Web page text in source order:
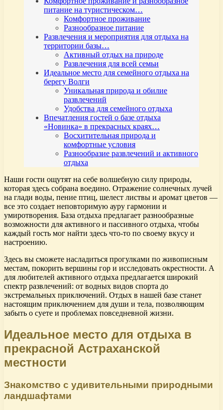
питание на туристическом…
Комфортное проживание
Разнообразное питание
Развлечения и мероприятия для отдыха на
территории базы…
Активный отдых на природе
Развлечения для всей семьи
Идеальное место для семейного отдыха на
берегу Волги
Уникальная природа и обилие
развлечений
Удобства для семейного отдыха
Впечатления гостей о базе отдыха
«Новинка» в прекрасных краях…
Восхитительная природа и
комфортные условия
Разнообразие развлечений и активного
отдыха
Наши гости ощутят на себе волшебную силу природы,
которая здесь собрана воедино. Отражение солнечных лучей
на глади воды, пение птиц, шелест листвы и аромат цветов —
все это создает неповторимую ауру гармонии и
умиротворения. База отдыха предлагает разнообразные
возможности для активного и пассивного отдыха, чтобы
каждый гость мог найти здесь что-то по своему вкусу и
настроению.
Здесь вы сможете насладиться прогулками по живописным
местам, покорить вершины гор и исследовать окрестности. А
для любителей активного отдыха предлагается широкий
спектр развлечений: от водных видов спорта до
экстремальных приключений. Отдых в нашей базе станет
настоящим приключением для души и тела, позволяющим
забыть о суете и проблемах повседневной жизни.
Идеальное место для отдыха в
прекрасной Астраханской
местности
Знакомство с удивительными природными
ландшафтами